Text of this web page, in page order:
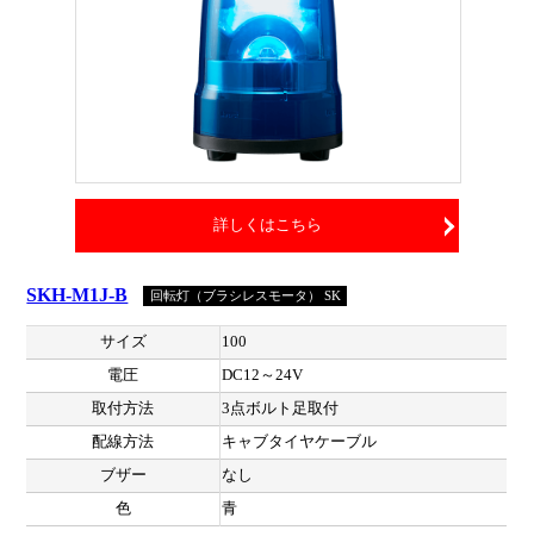
詳しくはこちら
SKH-M1J-B 回転灯（ブラシレスモータ） SK
サイズ
100
電圧
DC12～24V
取付方法
3点ボルト足取付
配線方法
キャブタイヤケーブル
ブザー
なし
色
青